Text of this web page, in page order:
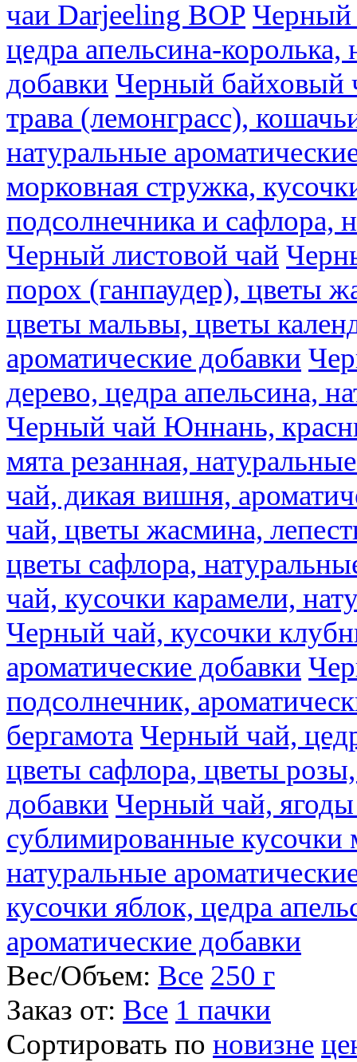
чаи Darjeeling BOP Черный
цедра апельсина-
добавки Черный байховый
трава (лемонграсс),
натуральные
морковная стружка,
подсолнечника и сафлора,
Черный листовой чай
порох (ганпаудер), цветы
цветы мальвы, цветы
ароматические добавки
дерево, цедра апельсина,
Черный чай Юннань,
мята резанная,
чай, дикая вишня,
чай, цветы жасмина,
цветы сафлора,
чай, кусочки карамели,
Черный чай, кусочки
ароматические добавки
подсолнечник,
бергамота Черный чай,
цветы сафлора, цветы
добавки Черный чай,
сублимированные
натуральные
кусочки яблок, цедра
ароматические добавки
Вес/Объем: Все 250 г
Заказ от: Все 1 пачки
Сортировать по новизне